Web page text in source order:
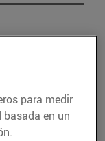
para medir
en un